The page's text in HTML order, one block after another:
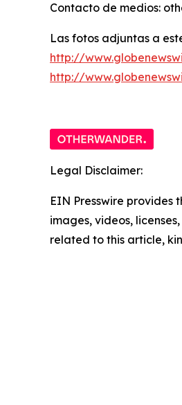
Contacto de medios:
Las fotos adjuntas a
http://
http://
Legal Disclaimer:
EIN Presswire provides
images, videos,
related to this article,